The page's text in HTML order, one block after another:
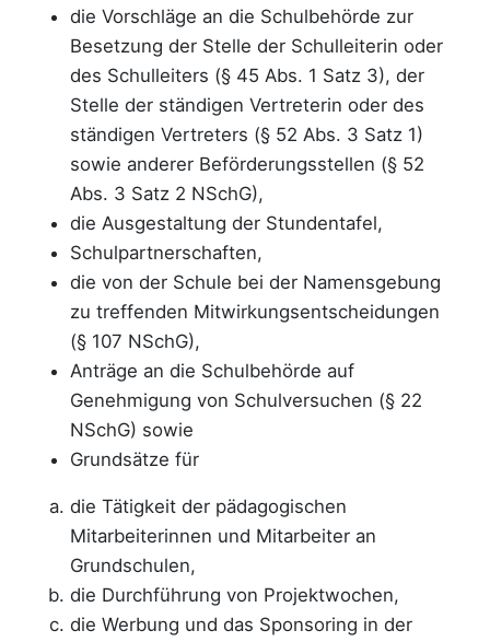
die Vorschläge an die Schulbehörde zur
Besetzung der Stelle der Schulleiterin oder
des Schulleiters (§ 45 Abs. 1 Satz 3), der
Stelle der ständigen Vertreterin oder des
ständigen Vertreters (§ 52 Abs. 3 Satz 1)
sowie anderer Beförderungsstellen (§ 52
Abs. 3 Satz 2 NSchG),
die Ausgestaltung der Stundentafel,
Schulpartnerschaften,
die von der Schule bei der Namensgebung
zu treffenden Mitwirkungsentscheidungen
(§ 107 NSchG),
Anträge an die Schulbehörde auf
Genehmigung von Schulversuchen (§ 22
NSchG) sowie
Grundsätze für
die Tätigkeit der pädagogischen
Mitarbeiterinnen und Mitarbeiter an
Grundschulen,
die Durchführung von Projektwochen,
die Werbung und das Sponsoring in der